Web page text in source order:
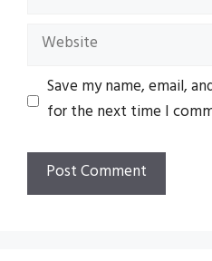
Website
Save my name, email,
for the next time I